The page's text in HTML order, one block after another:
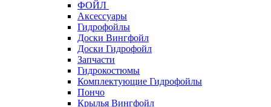
ФОЙЛ
Аксессуары
Гидрофойлы
Доски Вингфойл
Доски Гидрофойл
Запчасти
Гидрокостюмы
Комплектующие Гидрофойлы
Пончо
Крылья Вингфойл